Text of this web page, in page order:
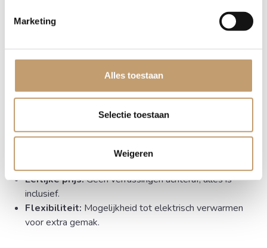
Marketing
Alles toestaan
Selectie toestaan
Weigeren
Hottub
Luxe standaarduitrusting:Direct genieten van
massagejets en verlichting.
Comfortabel formaat voor het hele gezin of
vrienden.
Zeer korte opwarmtijd door de efficiënte 30
Eerlijke prijs:Geen verrassingen achteraf, alles is
inclusief.
Flexibiliteit: Mogelijkheid tot elektrisch verwarmen
voor extra gemak.